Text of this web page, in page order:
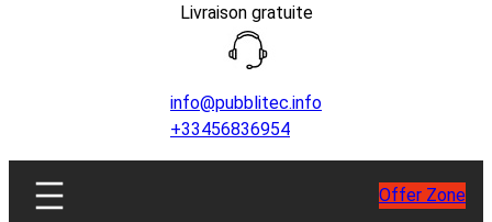
Livraison gratuite
info@pubblitec.info
+33456836954
Offer Zone